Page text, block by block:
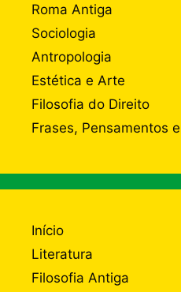
Roma Antiga
Sociologia
Antropologia
Estética e Arte
Filosofia do Direito
Frases, Pensamentos
Início
Literatura
Filosofia Antiga